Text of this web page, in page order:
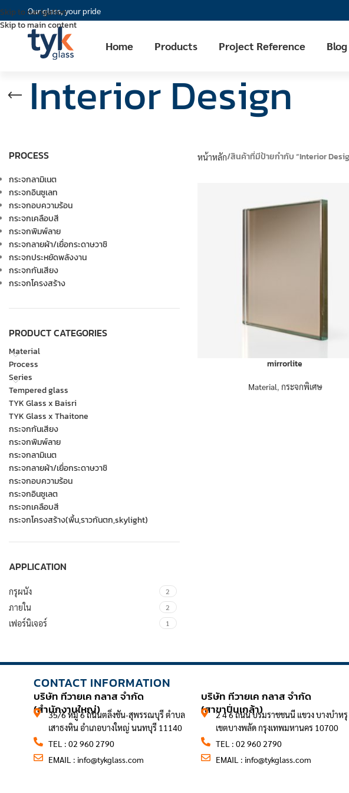
Skip to navigation
Skip to main content
Our glass, your pride
Home Products Project Reference
Interior Design
PROCESS
กระจกลามิเนต
กระจกอินซูเลท
กระจกอบความร้อน
กระจกเคลือบสี
กระจกพิมพ์ลาย
กระจกลายผ้า/เยื่อกระดาษวาชิ
กระจกประหยัดพลังงาน
กระจกกันเสียง
กระจกโครงสร้าง
PRODUCT CATEGORIES
Material
Process
Series
Tempered glass
TYK Glass x Baisri
TYK Glass x Thaitone
กระจกกันเสียง
กระจกพิมพ์ลาย
กระจกลามิเนต
กระจกลายผ้า/เยื่อกระดาษวาชิ
กระจกอบความร้อน
กระจกอินซูเลต
กระจกเคลือบสี
กระจกโครงสร้าง(พื้น,ราวกันตก,skylight)
APPLICATION
กรุผนัง 2
ภายใน 2
เฟอร์นิเจอร์ 1
หน้าหลัก สินค้าที่มีป้ายกำกับ “Interior
mirrorlite
Material, กระจกพิเศษ
CONTACT INFORMATION
บริษัท ทีวายเค กลาส จำกัด
(สำนักงานใหญ่)
35/6 หมู่ 6 ถนนตลิ่งชัน-สุพรรณบุรี ตำบล
เสาธงหิน อำเภอบางใหญ่ นนทบุรี 11140
TEL : 02 960 2790
EMAIL : info@tykglass.com
บริษัท ทีวายเค กลาส จำกัด
(สาขาปิ่นเกล้า)
2 4 6 ถนน บรมราชชนนี แขวง บางบำหรุ
เขตบางพลัด กรุงเทพมหานคร 10700
TEL : 02 960 2790
EMAIL : info@tykglass.com